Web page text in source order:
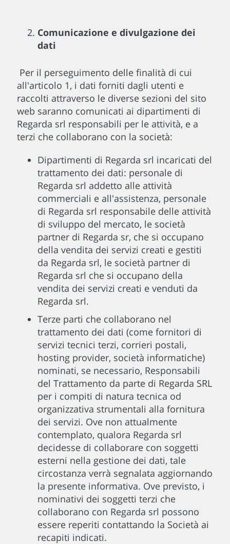
Comunicazione e divulgazione dei
dati
Per il perseguimento delle finalità di cui
all'articolo 1, i dati forniti dagli utenti e
raccolti attraverso le diverse sezioni del sito
web saranno comunicati ai dipartimenti di
Regarda srl responsabili per le attività, e a
terzi che collaborano con la società:
Dipartimenti di Regarda srl incaricati del
trattamento dei dati: personale di
Regarda srl addetto alle attività
commerciali e all'assistenza, personale
di Regarda srl responsabile delle attività
di sviluppo del mercato, le società
partner di Regarda sr, che si occupano
della vendita dei servizi creati e gestiti
da Regarda srl, le società partner di
Regarda srl che si occupano della
vendita dei servizi creati e venduti da
Regarda srl.
Terze parti che collaborano nel
trattamento dei dati (come fornitori di
servizi tecnici terzi, corrieri postali,
hosting provider, società informatiche)
nominati, se necessario, Responsabili
del Trattamento da parte di Regarda SRL
per i compiti di natura tecnica od
organizzativa strumentali alla fornitura
dei servizi. Ove non attualmente
contemplato, qualora Regarda srl
decidesse di collaborare con soggetti
esterni nella gestione dei dati, tale
circostanza verrà segnalata aggiornando
la presente informativa. Ove previsto, i
nominativi dei soggetti terzi che
collaborano con Regarda srl possono
essere reperiti contattando la Società ai
recapiti indicati.